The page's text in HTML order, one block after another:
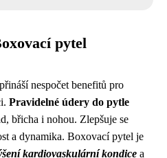
pytel
nespočet benefitů pro
Pravidelné údery do pytle
břicha i nohou. Zlepšuje se
a dynamika. Boxovací pytel je
kardiovaskulární kondice a